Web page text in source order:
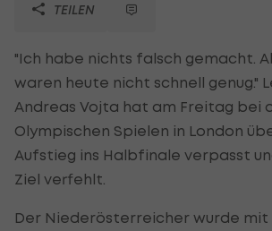
TEILEN
"Ich habe nichts falsch gemacht.
waren heute nicht schnell genug."
Andreas Vojta hat am Freitag bei
Olympischen Spielen in London
Aufstieg ins Halbfinale verpasst
Ziel verfehlt.
Der Niederösterreicher wurde mit